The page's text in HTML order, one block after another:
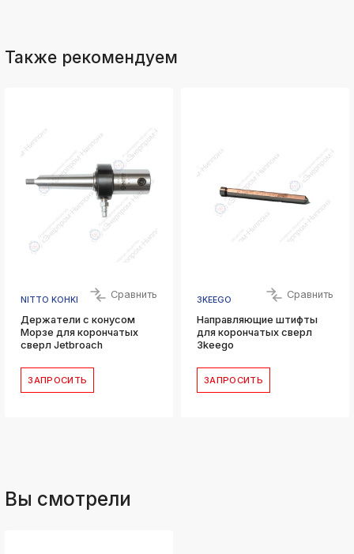
Также рекомендуем
NITTO KOHKI Сравнить
Держатели с конусом
Морзе для корончатых
сверл Jetbroach
ЗАПРОСИТЬ
3KEEGO Сравнить
Направляющие штифты
для корончатых сверл
3keego
ЗАПРОСИТЬ
Вы смотрели